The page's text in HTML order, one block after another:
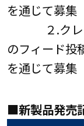
を通じて募集
２.クレス
のフィード投
を通じて募集
■新製品発売